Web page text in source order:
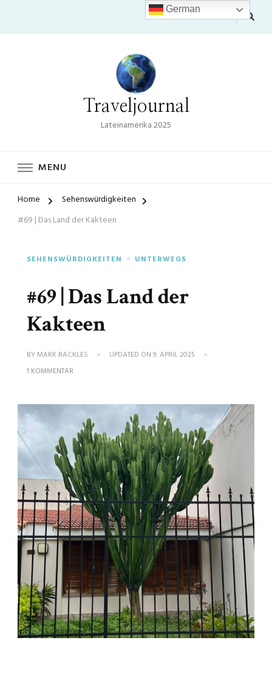
Traveljournal
Lateinamerika 2025
MENU
Home
Sehenswürdigkeiten
#69 | Das Land der Kakteen
SEHENSWÜRDIGKEITEN UNTERWEGS
#69 | Das Land der
Kakteen
BYMARK RACKLES UPDATED ON 9. APRIL 2025
1 KOMMENTAR
DAS
LAND
DER
KAKTEEN
German